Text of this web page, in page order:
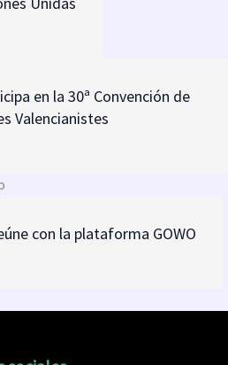
en la 30ª Convención de
Valencianistes
con la plataforma GOWO